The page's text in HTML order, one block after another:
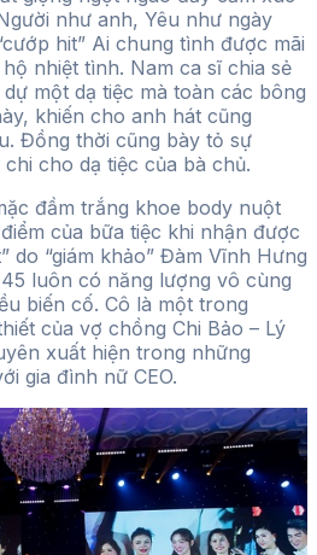
như anh, Yêu như ngày
hit” Ai chung tình được mãi
nhiệt tình. Nam ca sĩ chia sẻ
một dạ tiệc mà toàn các bông
khiến cho anh hát cũng
Đồng thời cũng bày tỏ sự
cho dạ tiệc của bà chủ.
đầm trắng khoe body nuột
của bữa tiệc khi nhận được
do “giám khảo” Đàm Vĩnh Hưng
luôn có năng lượng vô cùng
biến cố. Cô là một trong
của vợ chồng Chi Bảo – Lý
xuất hiện trong những
gia đình nữ CEO.